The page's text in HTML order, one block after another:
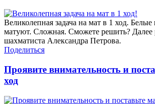
Великолепная задача на мат в 1 ход.
матуют. Сложная. Сможете решить? Далее
шахматиста Александра Петрова.
Поделиться
Проявите внимательность и
ход